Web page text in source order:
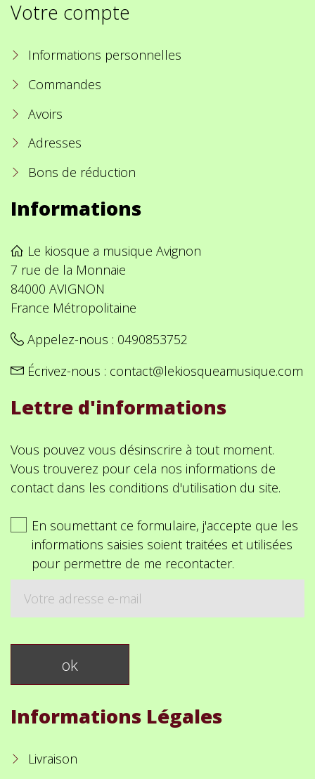
Votre compte
Informations personnelles
Commandes
Avoirs
Adresses
Bons de réduction
Informations
Le kiosque a musique Avignon
7 rue de la Monnaie
84000 AVIGNON
France Métropolitaine
Appelez-nous : 0490853752
Écrivez-nous : contact@lekiosqueamusique.com
Lettre d'informations
Vous pouvez vous désinscrire à tout moment.
Vous trouverez pour cela nos informations de
contact dans les conditions d'utilisation du site.
En soumettant ce formulaire, j'accepte que les
informations saisies soient traitées et utilisées
pour permettre de me recontacter.
Informations Légales
Livraison